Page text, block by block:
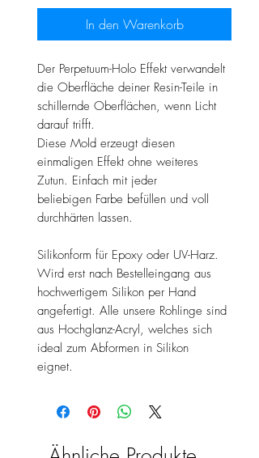
In den Warenkorb
Der Perpetuum-Holo Effekt verwandelt
die Oberfläche deiner Resin-Teile in
schillernde Oberflächen, wenn Licht
darauf trifft.
Diese Mold erzeugt diesen
einmaligen Effekt ohne weiteres
Zutun. Einfach mit jeder
beliebigen Farbe befüllen und voll
durchhärten lassen.
Silikonform für Epoxy oder UV-Harz.
Wird erst nach Bestelleingang aus
hochwertigem Silikon per Hand
angefertigt. Alle unsere Rohlinge sind
aus Hochglanz-Acryl, welches sich
ideal zum Abformen in Silikon
eignet.